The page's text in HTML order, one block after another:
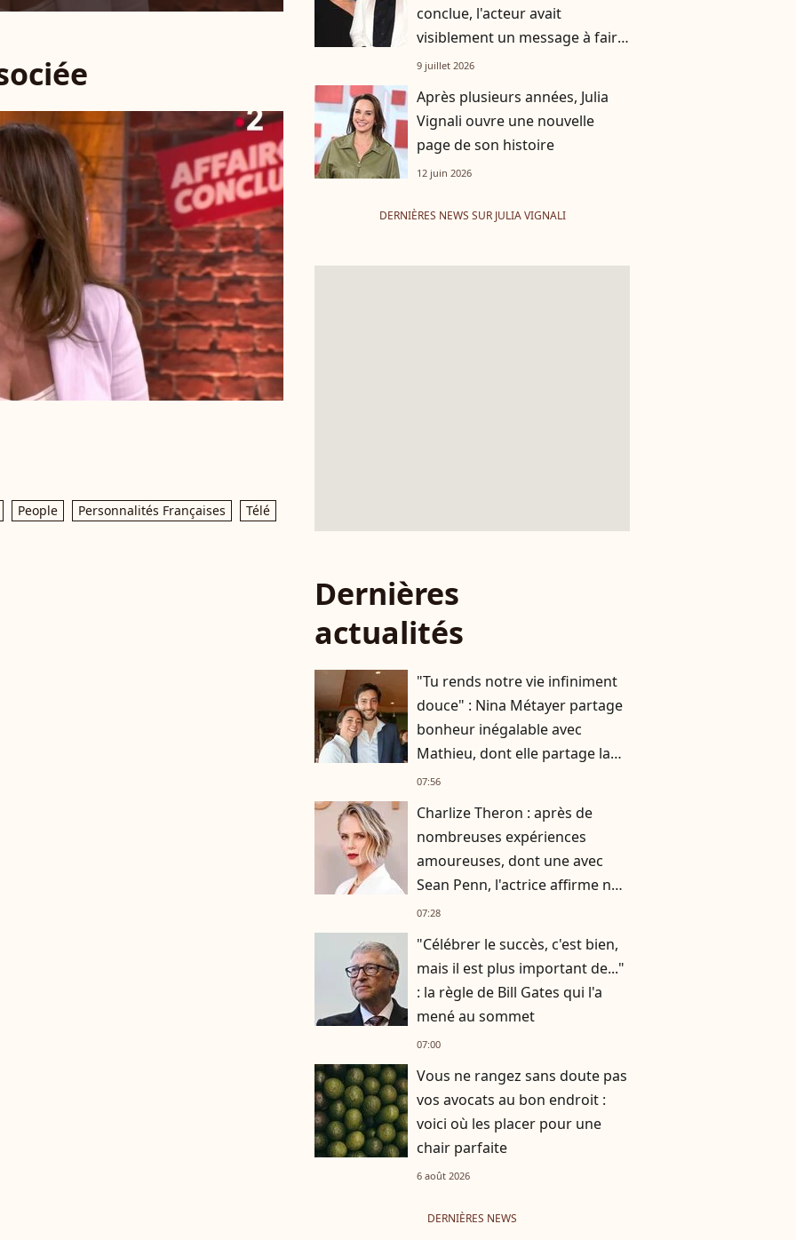
People Personnalités Françaises
Télé
conclue, l'acteur avait
visiblement un message à faire
passer !
9 juillet 2026
Après plusieurs années, Julia
Vignali ouvre une nouvelle
page de son histoire
12 juin 2026
DERNIÈRES NEWS SUR JULIA VIGNALI
Dernières
actualités
"Tu rends notre vie infiniment
douce" : Nina Métayer partage
bonheur inégalable avec
Mathieu, dont elle partage la
vie depuis 10 ans
07:56
Charlize Theron : après de
nombreuses expériences
amoureuses, dont une avec
Sean Penn, l'actrice affirme ne
plus vouloir "vivre avec
07:28
"Célébrer le succès, c'est bien,
mais il est plus important de..."
: la règle de Bill Gates qui l'a
mené au sommet
07:00
Vous ne rangez sans doute pas
vos avocats au bon endroit :
voici où les placer pour une
chair parfaite
6 août 2026
DERNIÈRES NEWS